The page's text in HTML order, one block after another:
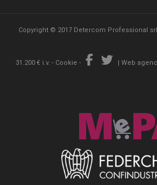
Copyright © 2017 Detercom Professional srl
31.200 € i.v. - Cookie - | Web